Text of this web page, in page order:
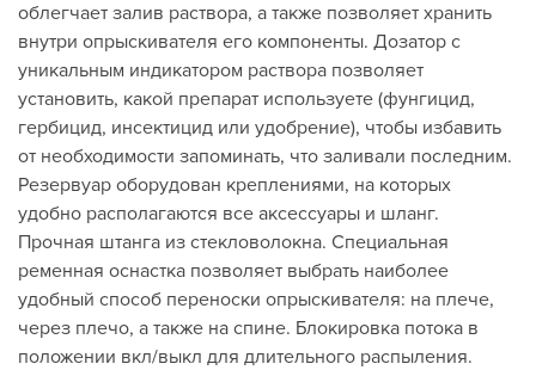
облегчает залив раствора, а также позволяет хранить
внутри опрыскивателя его компоненты. Дозатор с
уникальным индикатором раствора позволяет
установить, какой препарат используете (фунгицид,
гербицид, инсектицид или удобрение), чтобы избавить
от необходимости запоминать, что заливали последним.
Резервуар оборудован креплениями, на которых
удобно располагаются все аксессуары и шланг.
Прочная штанга из стекловолокна. Специальная
ременная оснастка позволяет выбрать наиболее
удобный способ переноски опрыскивателя: на плече,
через плечо, а также на спине. Блокировка потока в
положении вкл/выкл для длительного распыления.